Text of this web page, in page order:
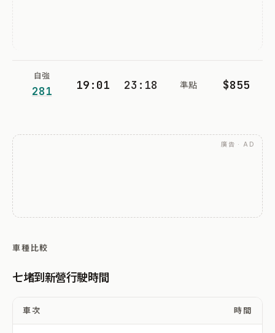
自強
281 19:01 23:18 準點 $855
廣告 · AD
車種比較
七堵到新營行駛時間
車次 時間